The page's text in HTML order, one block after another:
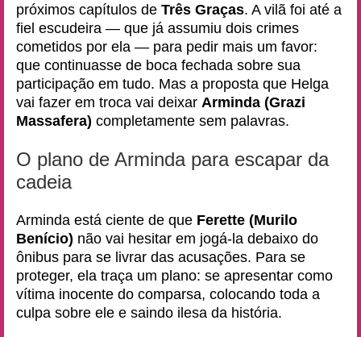
próximos capítulos de Três Graças. A vilã foi até a
fiel escudeira — que já assumiu dois crimes
cometidos por ela — para pedir mais um favor:
que continuasse de boca fechada sobre sua
participação em tudo. Mas a proposta que Helga
vai fazer em troca vai deixar Arminda (Grazi
Massafera) completamente sem palavras.
O plano de Arminda para escapar da
cadeia
Arminda está ciente de que Ferette (Murilo
Benício) não vai hesitar em jogá-la debaixo do
ônibus para se livrar das acusações. Para se
proteger, ela traça um plano: se apresentar como
vítima inocente do comparsa, colocando toda a
culpa sobre ele e saindo ilesa da história.